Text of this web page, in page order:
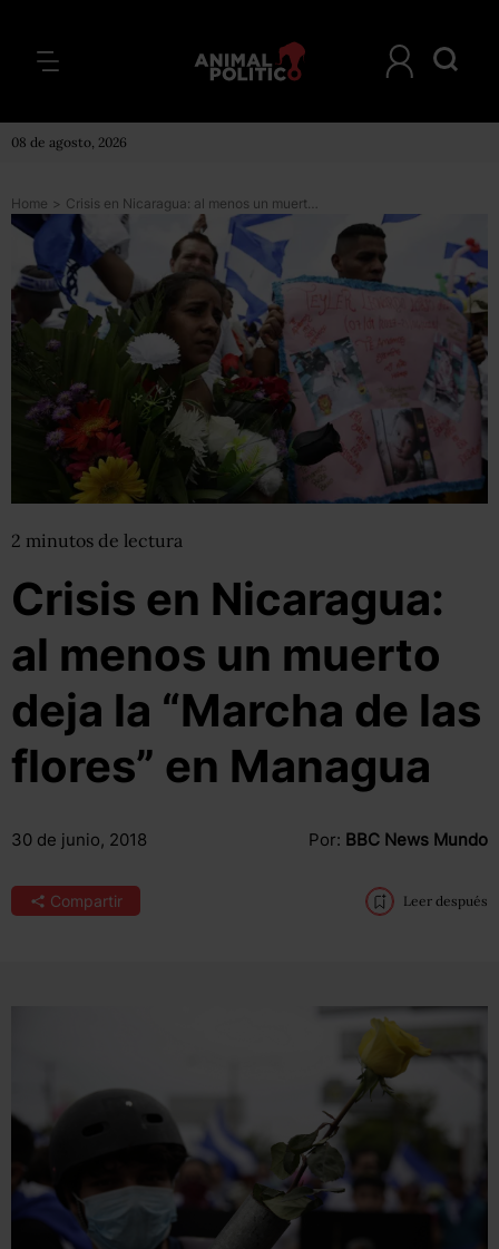
08 de agosto, 2026
Home > Crisis en Nicaragua: al menos un muerto deja la “Marcha de las flores” en Managua
2 minutos de lectura
Crisis en Nicaragua:
al menos un muerto
deja la “Marcha de las
flores” en Managua
30 de junio, 2018 Por: BBC News Mundo
Compartir Leer después